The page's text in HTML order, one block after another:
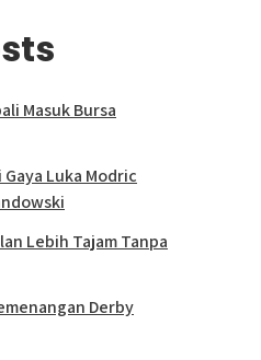
Masuk Bursa
Luka Modric
Lebih Tajam Tanpa
Derby